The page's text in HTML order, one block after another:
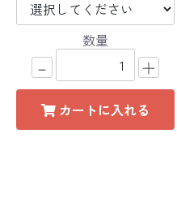
数量
－ ＋
カートに入れる